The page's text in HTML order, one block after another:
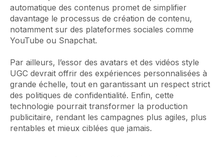
automatique des contenus promet de simplifier
davantage le processus de création de contenu,
notamment sur des plateformes sociales comme
YouTube ou Snapchat.
Par ailleurs, l’essor des avatars et des vidéos style
UGC devrait offrir des expériences personnalisées à
grande échelle, tout en garantissant un respect strict
des politiques de confidentialité. Enfin, cette
technologie pourrait transformer la production
publicitaire, rendant les campagnes plus agiles, plus
rentables et mieux ciblées que jamais.